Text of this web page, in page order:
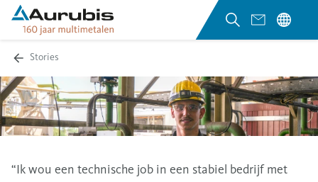
Stories
“Ik wou een technische job in een stabiel bedrijf met